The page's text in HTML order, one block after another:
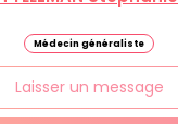
Médecin généraliste
Laisser un message